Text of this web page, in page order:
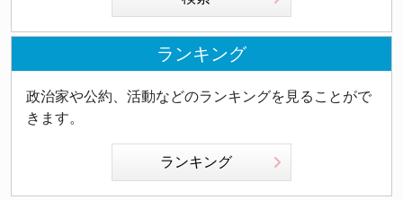
ランキング
政治家や公約、活動などのランキングを見ることがで
きます。
ランキング